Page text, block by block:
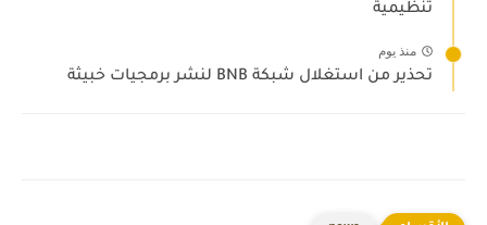
تنظيمية
منذ يوم
تحذير من استغلال شبكة BNB لنشر برمجيات خبيثة